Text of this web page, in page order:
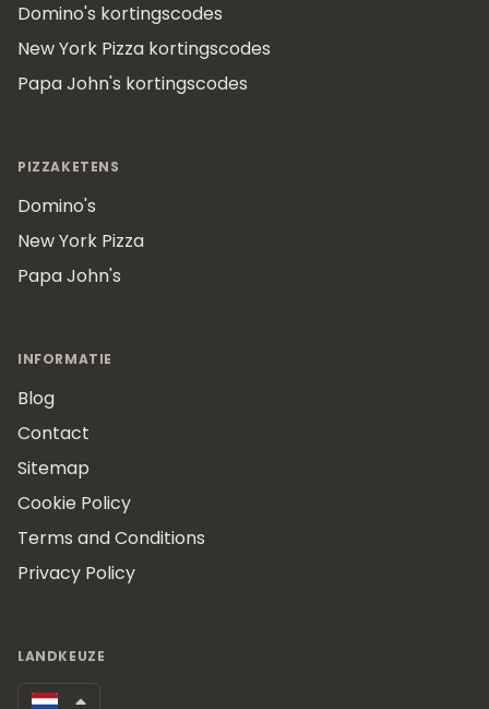
Domino's kortingscodes
New York Pizza kortingscodes
Papa John's kortingscodes
PIZZAKETENS
Domino's
New York Pizza
Papa John's
INFORMATIE
Blog
Contact
Sitemap
Cookie Policy
Terms and Conditions
Privacy Policy
LANDKEUZE